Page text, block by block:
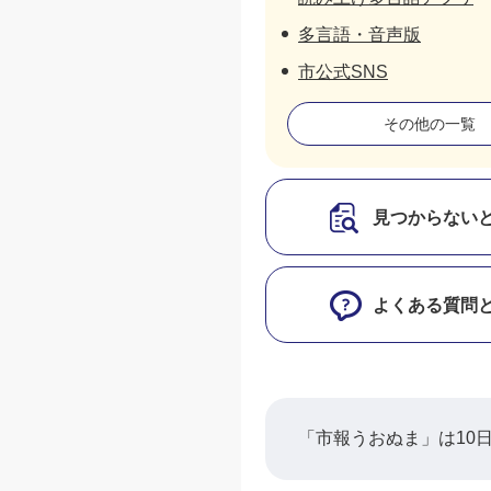
多言語・音声版
市公式SNS
その他の一覧
見つからない
よくある質問
「市報うおぬま」は10